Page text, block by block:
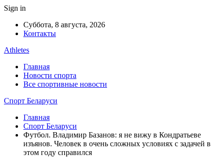
Sign in
Суббота, 8 августа, 2026
Контакты
Athletes
Главная
Новости спорта
Все спортивные новости
Спорт Беларуси
Главная
Спорт Беларуси
Футбол. Владимир Базанов: я не вижу в Кондратьеве
изъянов. Человек в очень сложных условиях с задачей в
этом году справился